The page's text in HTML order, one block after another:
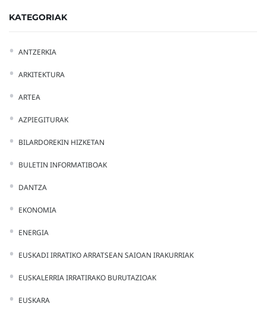
KATEGORIAK
ANTZERKIA
ARKITEKTURA
ARTEA
AZPIEGITURAK
BILARDOREKIN HIZKETAN
BULETIN INFORMATIBOAK
DANTZA
EKONOMIA
ENERGIA
EUSKADI IRRATIKO ARRATSEAN SAIOAN IRAKURRIAK
EUSKALERRIA IRRATIRAKO BURUTAZIOAK
EUSKARA